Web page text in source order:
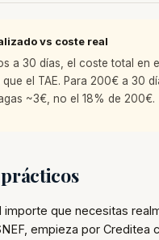
vs coste real
a 30 días, el coste total en
el TAE. Para 200€ a 30
~3€, no el 18% de 200€.
importe que necesitas
empieza por Creditea